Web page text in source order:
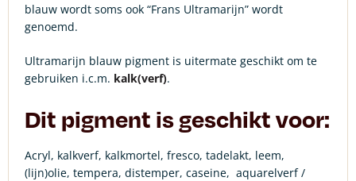
blauw wordt soms ook “Frans Ultramarijn” wordt
genoemd.
Ultramarijn blauw pigment is uitermate geschikt om te
gebruiken i.c.m. kalk(verf).
Dit pigment is geschikt voor:
Acryl, kalkverf, kalkmortel, fresco, tadelakt, leem,
(lijn)olie, tempera, distemper, caseine, aquarelverf /